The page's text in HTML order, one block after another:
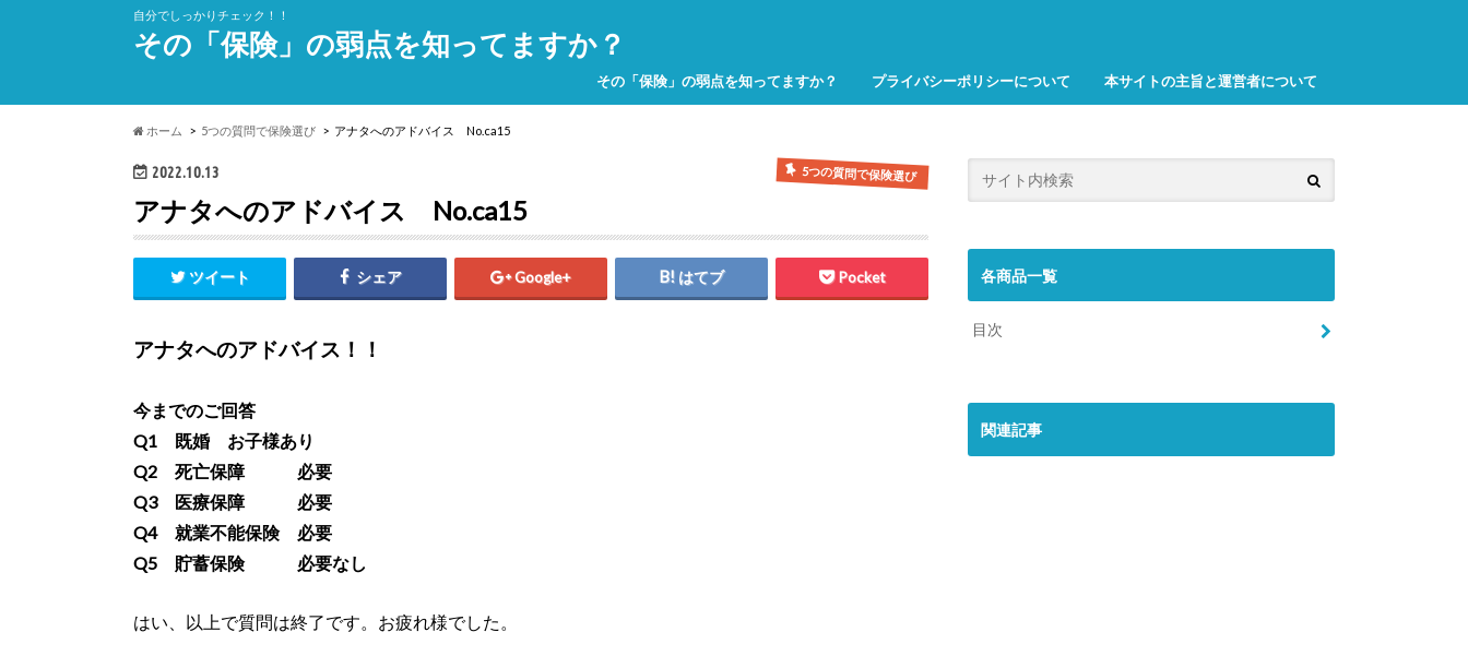
自分でしっかりチェック！！
その「保険」の弱点を知ってますか？
その「保険」の弱点を知ってますか？ プライバシーポリシーについて 本サイトの主旨と運営者について
ホーム 5つの質問で保険選び アナタへのアドバイス No.ca15
2022.10.13 5つの質問で保険選び
アナタへのアドバイス No.ca15
ツイート シェア Google+ はてブ Pocket
アナタへのアドバイス！！
今までのご回答
Q1 既婚 お子様あり
Q2 死亡保障 必要
Q3 医療保障 必要
Q4 就業不能保険 必要
Q5 貯蓄保険 必要なし
はい、以上で質問は終了です。お疲れ様でした。
各商品一覧
目次
関連記事